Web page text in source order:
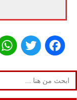
F
a
c
T
w
i
Search
for: